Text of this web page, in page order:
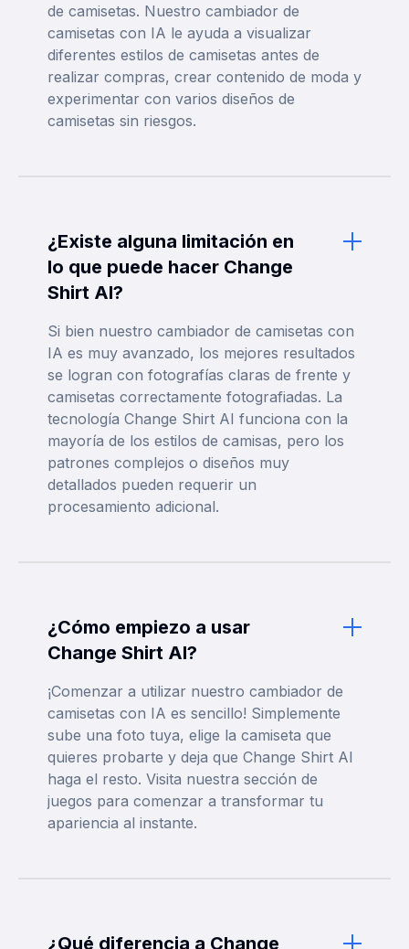
de camisetas. Nuestro cambiador de
camisetas con IA le ayuda a visualizar
diferentes estilos de camisetas antes de
realizar compras, crear contenido de moda y
experimentar con varios diseños de
camisetas sin riesgos.
¿Existe alguna limitación en
lo que puede hacer Change
Shirt AI?
Si bien nuestro cambiador de camisetas con
IA es muy avanzado, los mejores resultados
se logran con fotografías claras de frente y
camisetas correctamente fotografiadas. La
tecnología Change Shirt AI funciona con la
mayoría de los estilos de camisas, pero los
patrones complejos o diseños muy
detallados pueden requerir un
procesamiento adicional.
¿Cómo empiezo a usar
Change Shirt AI?
¡Comenzar a utilizar nuestro cambiador de
camisetas con IA es sencillo! Simplemente
sube una foto tuya, elige la camiseta que
quieres probarte y deja que Change Shirt AI
haga el resto. Visita nuestra sección de
juegos para comenzar a transformar tu
apariencia al instante.
¿Qué diferencia a Change